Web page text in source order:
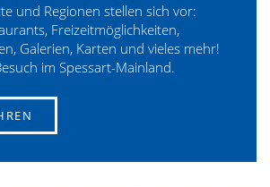
und Regionen stellen sich vor:
Freizeitmöglichkeiten,
Galerien, Karten und vieles mehr!
im Spessart-Mainland.